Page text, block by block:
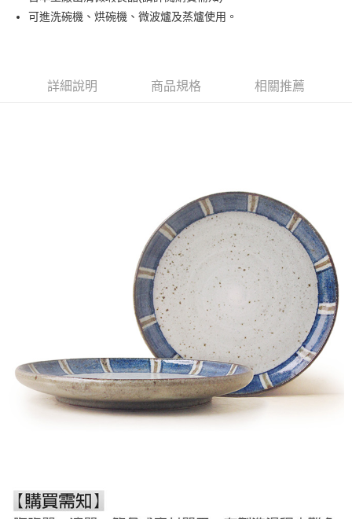
黑貓外島宅配
可進洗碗機、烘碗機、微波爐及蒸爐使用。
詳細說明 商品規格 相關推薦